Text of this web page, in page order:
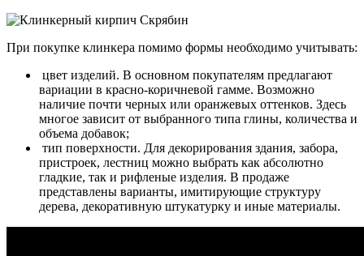
При покупке клинкера помимо формы необходимо учитывать:
цвет изделий. В основном покупателям предлагают
вариации в красно-коричневой гамме. Возможно
наличие почти черных или оранжевых оттенков. Здесь
многое зависит от выбранного типа глины, количества и
объема добавок;
тип поверхности. Для декорирования здания, забора,
пристроек, лестниц можно выбрать как абсолютно
гладкие, так и рифленые изделия. В продаже
представлены варианты, имитирующие структуру
дерева, декоративную штукатурку и иные материалы.